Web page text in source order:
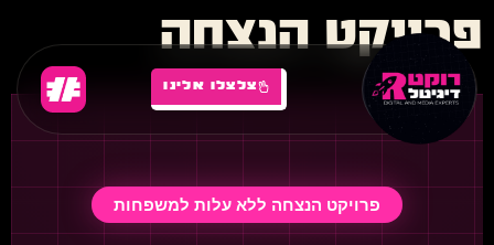
צלצלו אלינו
פרויקט הנצחה
פרויקט הנצחה ללא עלות למשפחות